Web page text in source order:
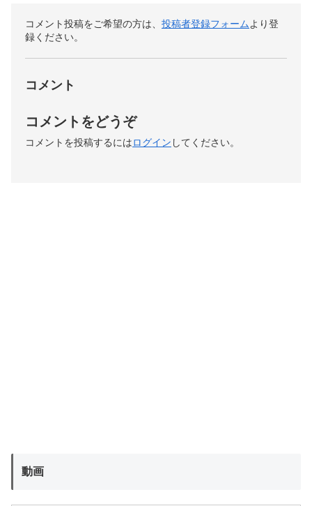
コメント投稿をご希望の方は、 投稿者登録フォームより登
録ください。
コメント
コメントをどうぞ
コメントを投稿するにはログイン してください。
動画